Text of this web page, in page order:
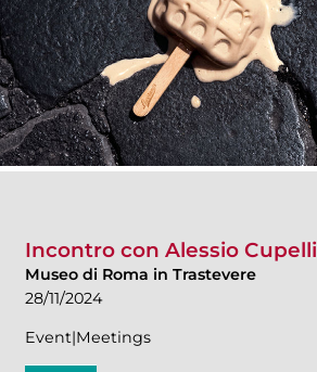
Incontro con Alessio
Museo di Roma in Trastevere
28/11/2024
Event|Meetings